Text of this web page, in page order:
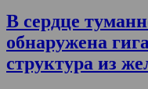
В сердце
обнаружена
структура из